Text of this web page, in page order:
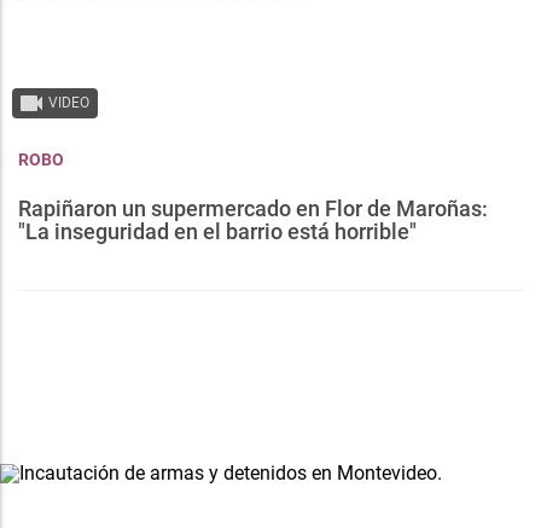
VIDEO
ROBO
Rapiñaron un supermercado en Flor de Maroñas:
"La inseguridad en el barrio está horrible"